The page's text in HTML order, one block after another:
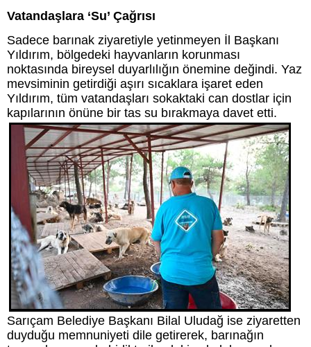
Vatandaşlara ‘Su’ Çağrısı
Sadece barınak ziyaretiyle yetinmeyen İl Başkanı
Yıldırım, bölgedeki hayvanların korunması
noktasında bireysel duyarlılığın önemine değindi. Yaz
mevsiminin getirdiği aşırı sıcaklara işaret eden
Yıldırım, tüm vatandaşları sokaktaki can dostlar için
kapılarının önüne bir tas su bırakmaya davet etti.
Sarıçam Belediye Başkanı Bilal Uludağ ise ziyaretten
duyduğu memnuniyeti dile getirerek, barınağın